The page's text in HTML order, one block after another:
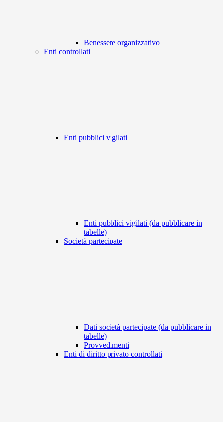
Benessere organizzativo
Enti controllati
Enti pubblici vigilati
Enti pubblici vigilati (da pubblicare in
tabelle)
Società partecipate
Dati società partecipate (da pubblicare in
tabelle)
Provvedimenti
Enti di diritto privato controllati